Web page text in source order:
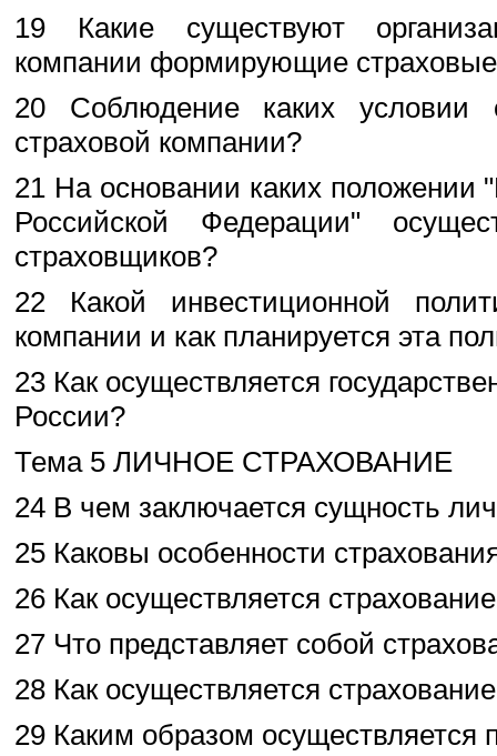
19 Какие существуют
компании формирующие
20 Соблюдение каких условии
страховой компании?
21 На основании каких положении
Российской Федерации"
страховщиков?
22 Какой инвестиционной
компании и как планируется эта
23 Как осуществляется
России?
Тема 5 ЛИЧНОЕ СТРАХОВАНИЕ
24 В чем заключается сущность
25 Каковы особенности
26 Как осуществляется
27 Что представляет собой
28 Как осуществляется
29 Каким образом осуществляется